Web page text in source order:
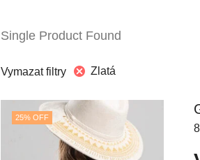
Single Product Found
Vymazat filtry Zlatá
25% OFF